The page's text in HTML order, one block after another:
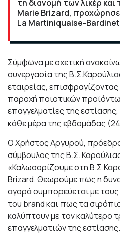
τη διανομή των λικέρ
Marie Brizard, προχώρησε
La Martiniquaise-
Σύμφωνα με σχετική
συνεργασία της
εταιρείας,
παροχή ποιοτικών
επαγγελματίες της εστίασης,
κάθε μέρα της εβδομάδας
Ο Χρήστος Αργυρού,
σύμβουλος της Β.Σ.
«Καλωσορίζουμε στη
Brizard. Θεωρούμε πως η
αγορά συμπορεύεται με
του brand και πως τα
καλύπτουν με τον καλύτερο
επαγγελματιών της εστίασης.